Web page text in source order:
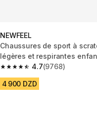
NEWFEEL
Chaussures de sport à
légères et respirantes
PW 540 bleu vert
4.7
4.7 out of 5 stars from
(9768)
4 900 DZD